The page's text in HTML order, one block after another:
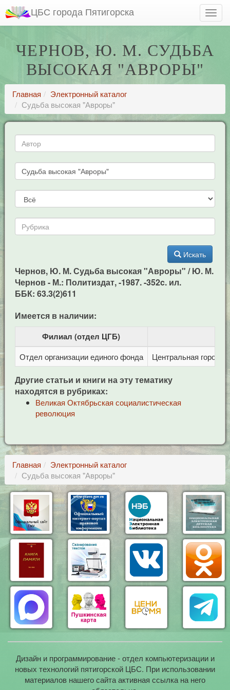
ЦБС города Пятигорска
ЧЕРНОВ, Ю. М. СУДЬБА
ВЫСОКАЯ "АВРОРЫ"
Главная
Электронный каталог
Судьба высокая "Авроры"
Искать
Чернов, Ю. М. Судьба высокая "Авроры" / Ю. М.
Чернов - М.: Политиздат, -1987. -352c. ил.
ББК: 63.3(2)611
Имеется в наличии:
Филиал (отдел ЦГБ)
Отдел организации единого фонда Центральная
Другие статьи и книги на эту тематику
находятся в рубриках:
Великая Октябрьская социалистическая
революция
Главная
Электронный каталог
Судьба высокая "Авроры"
Дизайн и программирование - отдел компьютеризации и
новых технологий пятигорской ЦБС. При использовании
материалов нашего сайта активная ссылка на него